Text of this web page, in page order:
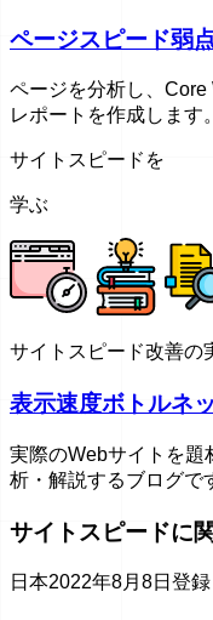
ページスピード弱
ページを分析し、
レポートを作成します。
サイトスピードを
学ぶ
サイトスピード改善の
表示速度ボトルネ
実際のWebサイトを題
析・解説するブログで
サイトスピードに
日本2022年8月8日登録